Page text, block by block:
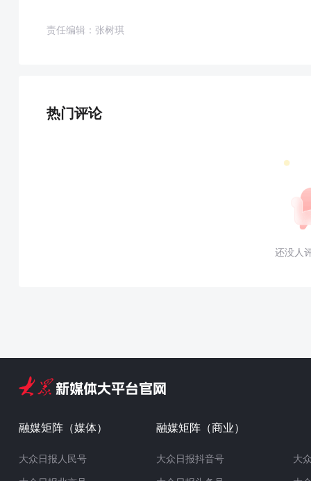
责任编辑：张树琪
热门评论
还没人
融媒矩阵（媒体）
大众日报人民号
融媒矩阵（商业）
大众日报抖音号
大